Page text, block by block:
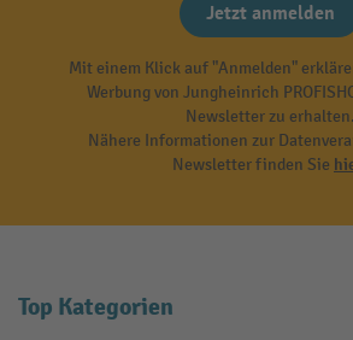
Jetzt anmelden
Mit einem Klick auf "Anmelden"
Werbung von Jungheinrich
Newsletter zu erhalten.
Nähere Informationen zur
Newsletter finden Sie
Top Kategorien